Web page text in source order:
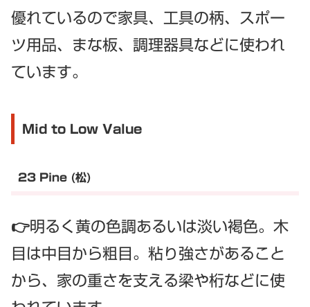
優れているので家具、工具の柄、スポー
ツ用品、まな板、調理器具などに使われ
ています。
Mid to Low Value
23 Pine (松)
👉明るく黄の色調あるいは淡い褐色。木
目は中目から粗目。粘り強さがあること
から、家の重さを支える梁や桁などに使